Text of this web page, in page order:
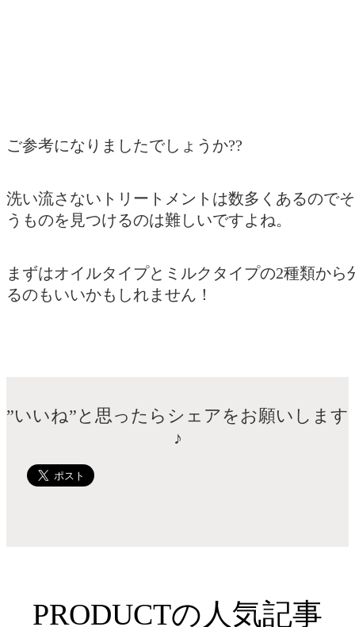
ご参考になりましたでしょうか??
洗い流さないトリートメントは数多くあるので
うものを見つけるのは難しいですよね。
まずはオイルタイプとミルクタイプの2種類から
るのもいいかもしれません！
”いいね”と思ったらシェアをお願いします
♪
PRODUCTの人気記事